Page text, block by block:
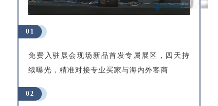
01
免费入驻展会现场新品首发专属展区，四天持
续曝光，精准对接专业买家与海内外客商
02